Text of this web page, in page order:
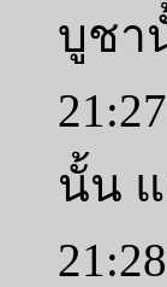
บูชา
นั้น